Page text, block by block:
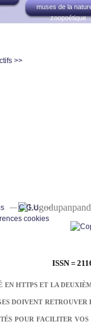
muses de la
zoopoétique
>>
ISSN =
EN HTTPS ET LA
DOIVENT
POUR FACILITER
C.G.U.
cookies